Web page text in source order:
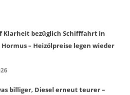
Klarheit bezüglich Schifffahrt in
– Heizölpreise legen wieder
billiger, Diesel erneut teurer –